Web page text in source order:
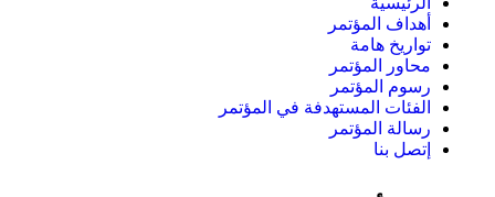
أهداف المؤتمر
تواريخ هامة
محاور المؤتمر
رسوم المؤتمر
الفئات المستهدفة في المؤتمر
رسالة المؤتمر
إتصل بنا